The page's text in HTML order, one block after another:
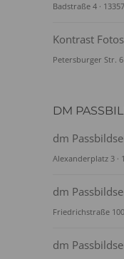
Badstraße 4 ·
Kontrast
Petersburger Str.
DM
dm
Alexanderplatz 3 ·
dm
Friedrichstraße
dm